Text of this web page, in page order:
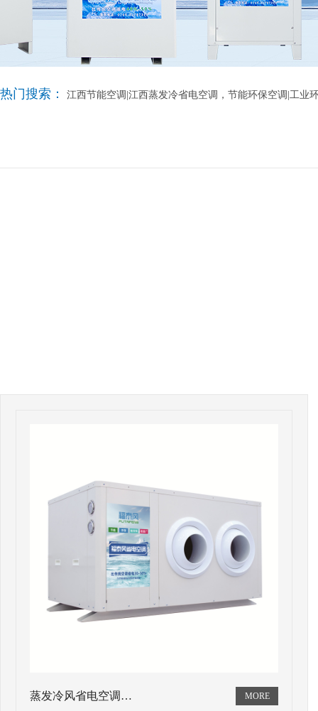
热门搜索： 江西节能空调|江西蒸发冷省电空调，节能环保空调|工业
蒸发冷风省电空调…